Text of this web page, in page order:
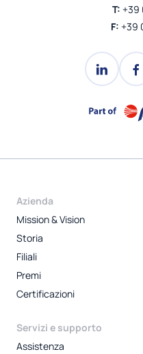
T: +39
F: +39
Azienda
Mission & Vision
Storia
Filiali
Premi
Certificazioni
Servizi e supporto
Assistenza